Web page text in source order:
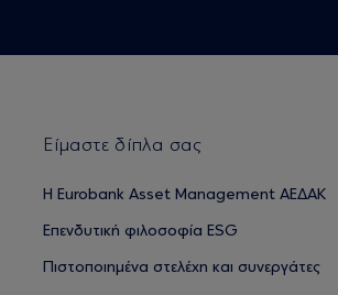
Είμαστε δίπλα σας
H Eurobank Asset Management ΑΕΔΑΚ
Επενδυτική φιλοσοφία ESG
Πιστοποιημένα στελέχη και συνεργάτες